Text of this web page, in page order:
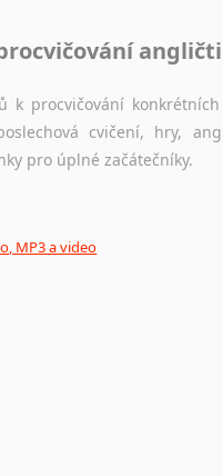
k procvičování
cvičení, hry,
pro úplné začátečníky.
MP3 a video